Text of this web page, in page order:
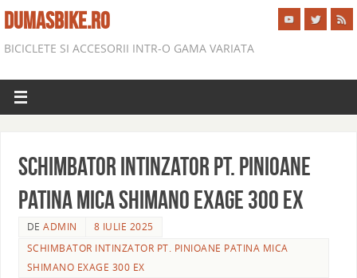
DUMASBIKE.RO
BICICLETE SI ACCESORII INTR-O GAMA VARIATA
SCHIMBATOR INTINZATOR PT. PINIOANE
PATINA MICA SHIMANO EXAGE 300 EX
DEADMIN
8 IULIE 2025
SCHIMBATOR INTINZATOR PT. PINIOANE PATINA MICA
SHIMANO EXAGE 300 EX